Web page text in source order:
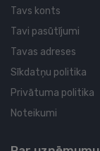
Tavs konts
Tavi pasūtījumi
Tavas adreses
Sīkdatņu politika
Privātuma politika
Noteikumi